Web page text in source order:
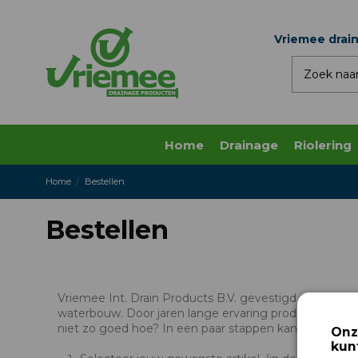
Vriemee
Home Drainage Riolering
Home Bestellen
Bestellen
Vriemee Int. Drain Products B.V. gevestigd in
waterbouw. Door jaren lange ervaring produceert
niet zo goed hoe? In een paar stappen kan je